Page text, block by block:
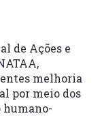
de Ações e
melhoria
por meio dos
humano-